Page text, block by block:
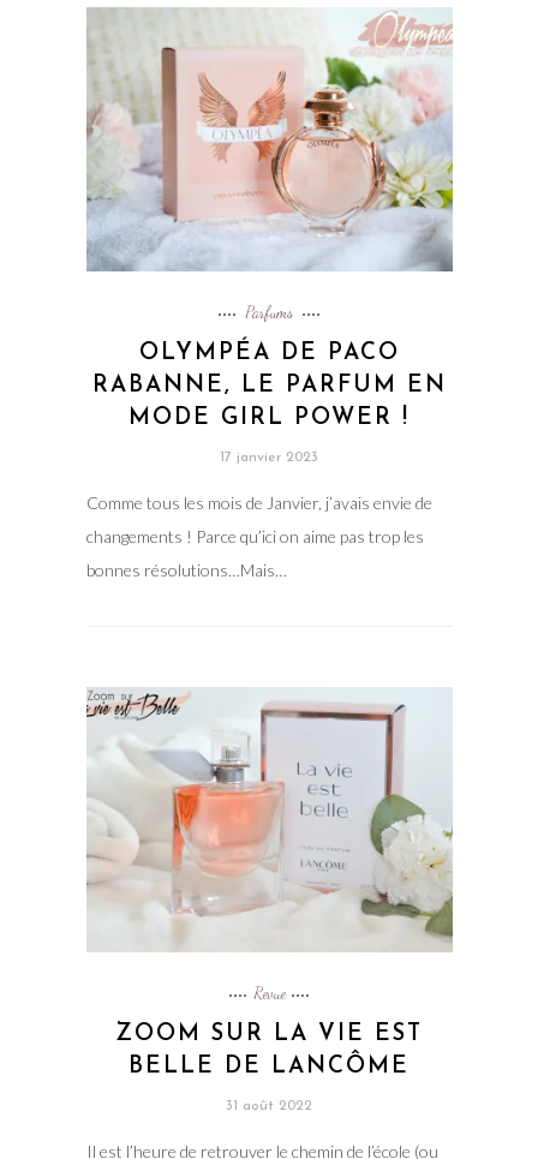
Parfums
OLYMPÉA DE PACO
RABANNE, LE PARFUM EN
MODE GIRL POWER !
17 janvier 2023
Comme tous les mois de Janvier, j’avais envie de
changements ! Parce qu’ici on aime pas trop les
bonnes résolutions…Mais…
Revue
ZOOM SUR LA VIE EST
BELLE DE LANCÔME
31 août 2022
Il est l’heure de retrouver le chemin de l’école (ou